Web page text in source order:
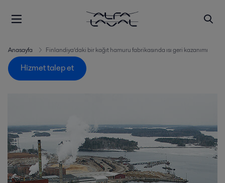
Anasayfa Finlandiya’daki bir kağıt hamuru fabrikasında ısı geri kazanımı
Hizmet talep et